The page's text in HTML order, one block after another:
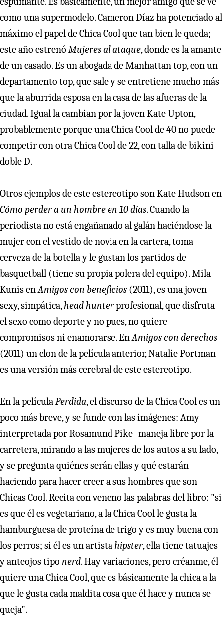
como una supermodelo. Cameron Díaz ha potenciado al
máximo el papel de Chica Cool que tan bien le queda;
este año estrenó Mujeres al ataque, donde es la amante
de un casado. Es un abogada de Manhattan top, con un
departamento top, que sale y se entretiene mucho más
que la aburrida esposa en la casa de las afueras de la
ciudad. Igual la cambian por la joven Kate Upton,
probablemente porque una Chica Cool de 40 no puede
competir con otra Chica Cool de 22, con talla de bikini
doble D.
Otros ejemplos de este estereotipo son Kate Hudson en
Cómo perder a un hombre en 10 días. Cuando la
periodista no está engañanado al galán haciéndose la
mujer con el vestido de novia en la cartera, toma
cerveza de la botella y le gustan los partidos de
basquetball (tiene su propia polera del equipo). Mila
Kunis enAmigos con beneficios (2011), es una joven
sexy, simpática,head hunterprofesional, que disfruta
el sexo como deporte y no pues, no quiere
compromisos ni enamorarse. EnAmigos con derechos
(2011) un clon de la película anterior, Natalie Portman
es una versión más cerebral de este estereotipo.
En la películaPerdida, el discurso de la Chica Cool es un
poco más breve, y se funde con las imágenes: Amy -
interpretada por Rosamund Pike- maneja libre por la
carretera, mirando a las mujeres de los autos a su lado,
y se pregunta quiénes serán ellas y qué estarán
haciendo para hacer creer a sus hombres que son
Chicas Cool. Recita con veneno las palabras del libro: "si
es que él es vegetariano, a la Chica Cool le gusta la
hamburguesa de proteína de trigo y es muy buena con
los perros; si él es un artistahipster, ella tiene tatuajes
y anteojos tipo nerd. Hay variaciones, pero créanme, él
quiere una Chica Cool, que es básicamente la chica a la
que le gusta cada maldita cosa que él hace y nunca se
queja".